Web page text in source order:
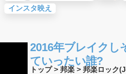
インスタ映え
2016年ブレイクし
ていったい誰?
トップ> 邦楽 > 邦楽ロック